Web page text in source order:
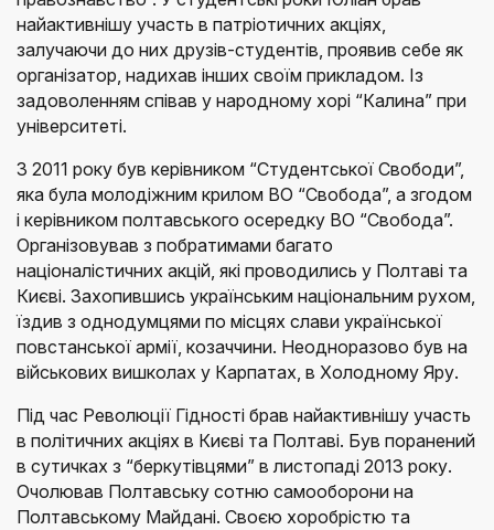
найактивнішу участь в патріотичних акціях,
залучаючи до них друзів-студентів, проявив себе як
організатор, надихав інших своїм прикладом. Із
задоволенням співав у народному хорі “Калина” при
університеті.
З 2011 року був керівником “Студентської Свободи”,
яка була молодіжним крилом ВО “Свобода”, а згодом
і керівником полтавського осередку ВО “Свобода”.
Організовував з побратимами багато
націоналістичних акцій, які проводились у Полтаві та
Києві. Захопившись українським національним рухом,
їздив з однодумцями по місцях слави української
повстанської армії, козаччини. Неодноразово був на
військових вишколах у Карпатах, в Холодному Яру.
Під час Революції Гідності брав найактивнішу участь
в політичних акціях в Києві та Полтаві. Був поранений
в сутичках з “беркутівцями” в листопаді 2013 року.
Очолював Полтавську сотню самооборони на
Полтавському Майдані. Своєю хоробрістю та